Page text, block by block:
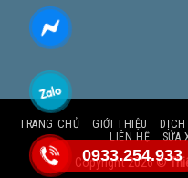
TRANG CHỦ GIỚI THIỆU DỊCH
LIÊN HỆ
SỬA
Copyright 2026 ©
0933.254.933